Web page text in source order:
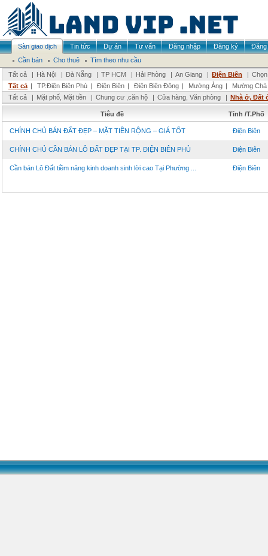
Sàn giao dịch Tin tức Dự án Tư vấn Đăng nhập Đăng ký
Đăng
Cần bán
Cho thuê
Tìm theo nhu cầu
Tất cả
| Hà Nội | Đà Nẵng | TP HCM | Hải Phòng | An Giang | Điện Biên |
Tất cả | TP.Điện Biên Phủ | Điện Biên | Điện Biên Đông | Mường Ảng |
Mường Chà
Tất cả
| Mặt phố, Mặt tiền | Chung cư ,căn hộ | Cửa hàng, Văn phòng | Nhà ở, Đất
Tiêu đề Tỉnh /T.Phố
CHÍNH CHỦ BÁN ĐẤT ĐẸP – MẶT TIỀN RỘNG – GIÁ TỐT Điện Biên
CHÍNH CHỦ CẦN BÁN LÔ ĐẤT ĐẸP TẠI TP. ĐIỆN BIÊN PHỦ Điện Biên
Cần bán Lô Đất tiềm năng kinh doanh sinh lời cao Tại Phường ... Điện Biên